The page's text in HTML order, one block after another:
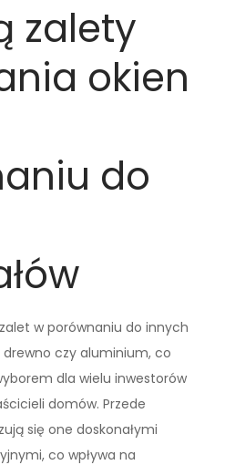
zalety
okien
do
w porównaniu do innych
czy aluminium, co
dla wielu inwestorów
domów. Przede
się one doskonałymi
co wpływa na